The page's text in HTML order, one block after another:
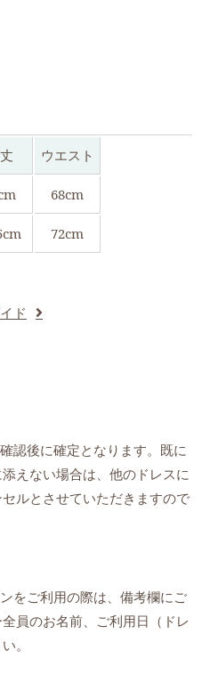
ウエスト
68cm
72cm
ド
認後に確定となります。既に
えない場合は、他のドレスに
ルとさせていただきますので
をご利用の際は、備考欄にご
員のお名前、ご利用日（ドレ
。